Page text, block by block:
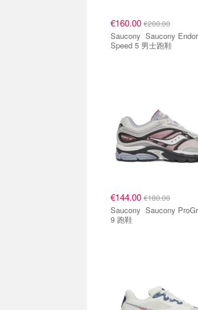
€160.00 €200.00
Saucony Saucony Endorphin
Speed 5 男士跑鞋
€144.00 €180.00
Saucony Saucony ProGrid Omni
9 跑鞋